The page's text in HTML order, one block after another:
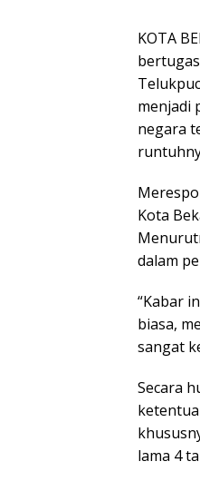
KOTA
menjadi
negara
Kota
dalam
“Kabar
biasa,
sangat
Secara
lama 4